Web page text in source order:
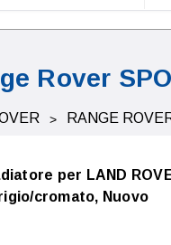
Rover
RANGE
per LAND
cromato, Nuovo